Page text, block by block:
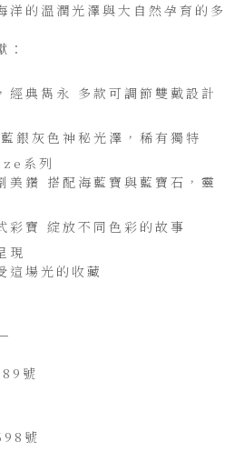
洋的溫潤光澤與大自然孕育的多
經典雋永 多款可調節雙戴設計
銀灰色神秘光澤，稀有獨特
系列
美鑽 搭配海藍寶與藍寶石，靈
彩寶 綻放不同色彩的故事
現
這場光的收藏
號
號